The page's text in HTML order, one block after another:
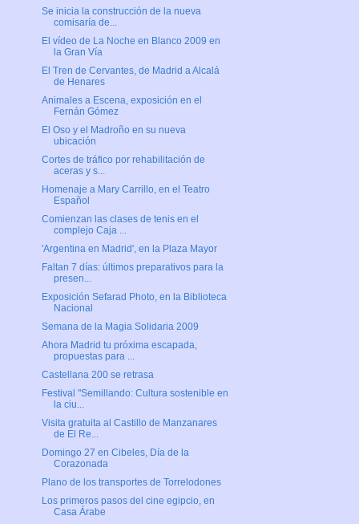
Se inicia la construcción de la nueva
comisaría de...
El vídeo de La Noche en Blanco 2009 en
la Gran Vía
El Tren de Cervantes, de Madrid a Alcalá
de Henares
Animales a Escena, exposición en el
Fernán Gómez
El Oso y el Madroño en su nueva
ubicación
Cortes de tráfico por rehabilitación de
aceras y s...
Homenaje a Mary Carrillo, en el Teatro
Español
Comienzan las clases de tenis en el
complejo Caja ...
'Argentina en Madrid', en la Plaza Mayor
Faltan 7 días: últimos preparativos para la
presen...
Exposición Sefarad Photo, en la Biblioteca
Nacional
Semana de la Magia Solidaria 2009
Ahora Madrid tu próxima escapada,
propuestas para ...
Castellana 200 se retrasa
Festival "Semillando: Cultura sostenible en
la ciu...
Visita gratuita al Castillo de Manzanares
de El Re...
Domingo 27 en Cibeles, Día de la
Corazonada
Plano de los transportes de Torrelodones
Los primeros pasos del cine egipcio, en
Casa Árabe